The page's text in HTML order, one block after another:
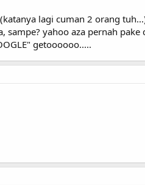
lagi cuman 2 orang
yahoo aza pernah pake
getoooooo.....